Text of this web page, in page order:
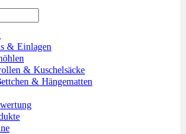
& Einlagen
& Kuschelsäcke
& Hängematten